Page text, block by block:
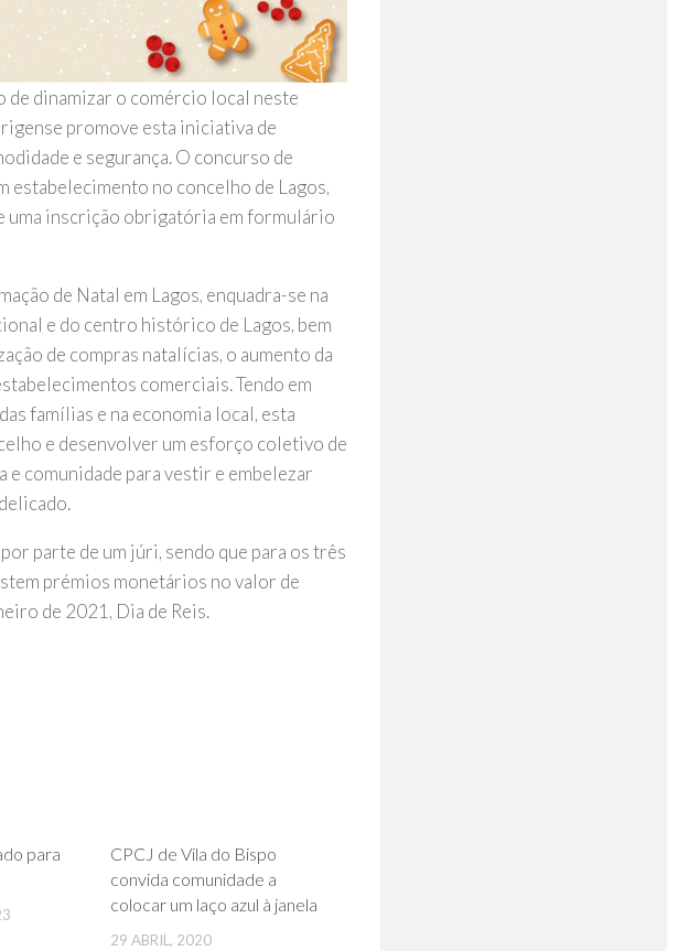
de dinamizar o comércio local neste
promove esta iniciativa de
e segurança. O concurso de
estabelecimento no concelho de Lagos,
uma inscrição obrigatória em formulário
de Natal em Lagos, enquadra-se na
e do centro histórico de Lagos, bem
de compras natalícias, o aumento da
comerciais. Tendo em
famílias e na economia local, esta
e desenvolver um esforço coletivo de
comunidade para vestir e embelezar
parte de um júri, sendo que para os três
prémios monetários no valor de
de 2021, Dia de Reis.
para
CPCJ de Vila do Bispo
convida comunidade a
colocar um laço azul à janela
29 ABRIL, 2020